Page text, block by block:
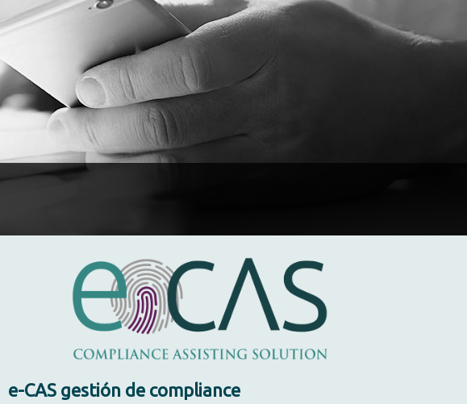
e-CAS gestión de compliance